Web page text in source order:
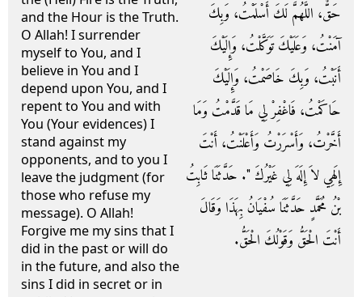
and the Hour is the Truth.
O Allah! I surrender
myself to You, and I
believe in You and I
depend upon You, and I
repent to You and with
You (Your evidences) I
stand against my
opponents, and to you I
leave the judgment (for
those who refuse my
message). O Allah!
Forgive me my sins that I
did in the past or will do
in the future, and also the
sins I did in secret or in
حَقٌّ، اللَّهُمَّ لَكَ أَسْلَمْتُ، وَبِكَ
آمَنْتُ، وَعَلَيْكَ تَوَكَّلْتُ، وَإِلَيْكَ
أَنَبْتُ، وَبِكَ خَاصَمْتُ، وَإِلَيْكَ
حَاكَمْتُ، فَاغْفِرْ لِي مَا قَدَّمْتُ وَمَا
أَخَّرْتُ، وَأَسْرَرْتُ وَأَعْلَنْتُ، أَنْتَ
إِلَهِي لاَ إِلَهَ لِي غَيْرُكَ ‏"‏‏.‏ حَدَّثَنَا ثَابِتُ
بْنُ مُحَمَّدٍ حَدَّثَنَا سُفْيَانُ بِهَذَا وَقَالَ
أَنْتَ الْحَقُّ وَقَوْلُكَ الْحَقُّ‏.‏